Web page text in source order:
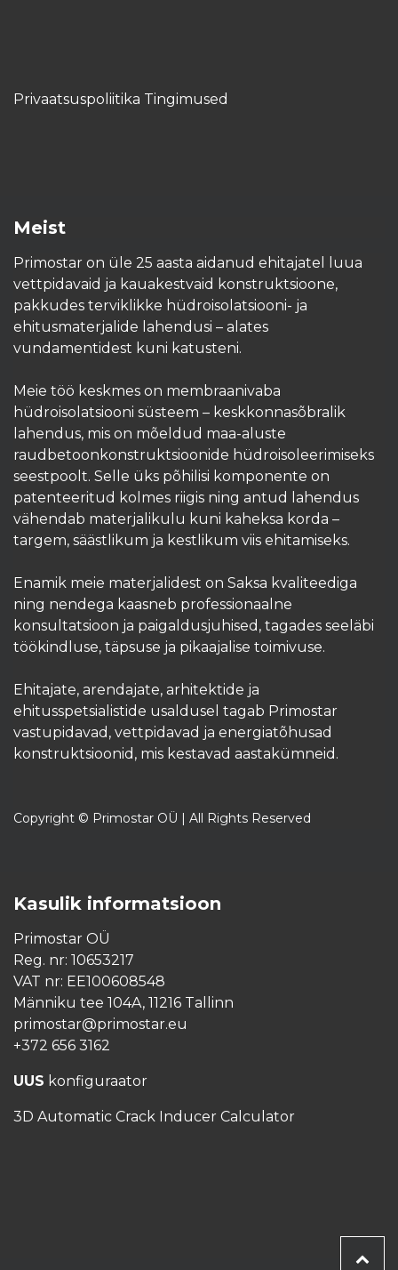
Privaatsuspoliitika Tingimused
Meist
Primostar on üle 25 aasta aidanud ehitajatel luua
vettpidavaid ja kauakestvaid konstruktsioone,
pakkudes terviklikke hüdroisolatsiooni- ja
ehitusmaterjalide lahendusi – alates
vundamentidest kuni katusteni.
Meie töö keskmes on membraanivaba
hüdroisolatsiooni süsteem – keskkonnasõbralik
lahendus, mis on mõeldud maa-aluste
raudbetoonkonstruktsioonide hüdroisoleerimiseks
seestpoolt. Selle üks põhilisi komponente on
patenteeritud kolmes riigis ning antud lahendus
vähendab materjalikulu kuni kaheksa korda –
targem, säästlikum ja kestlikum viis ehitamiseks.
Enamik meie materjalidest on Saksa kvaliteediga
ning nendega kaasneb professionaalne
konsultatsioon ja paigaldusjuhised, tagades seeläbi
töökindluse, täpsuse ja pikaajalise toimivuse.
Ehitajate, arendajate, arhitektide ja
ehitusspetsialistide usaldusel tagab Primostar
vastupidavad, vettpidavad ja energiatõhusad
konstruktsioonid, mis kestavad aastakümneid.​
Copyright © Primostar OÜ | All Rights Reserved
Kasulik informatsioon
Primostar OÜ
Reg. nr: 10653217
VAT nr: EE100608548
Männiku tee 104A, 11216 Tallinn
primostar@primostar.eu
+372 656 3162
UUS konfiguraator
3D Automatic Crack Inducer Calculator